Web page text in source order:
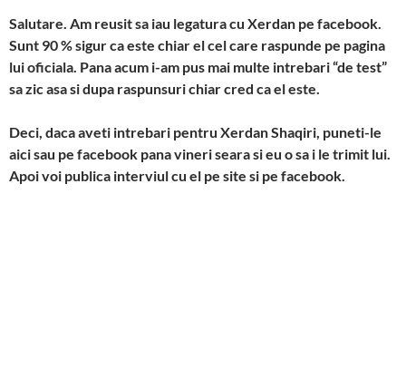
Salutare. Am reusit sa iau legatura cu Xerdan pe facebook.
Sunt 90 % sigur ca este chiar el cel care raspunde pe pagina
lui oficiala. Pana acum i-am pus mai multe intrebari “de test”
sa zic asa si dupa raspunsuri chiar cred ca el este.
Deci, daca aveti intrebari pentru Xerdan Shaqiri, puneti-le
aici sau pe facebook pana vineri seara si eu o sa i le trimit lui.
Apoi voi publica interviul cu el pe site si pe facebook.